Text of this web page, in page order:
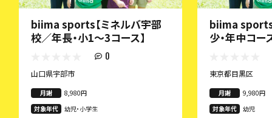
biima sports【ミネルバ宇部
校／年長・小1〜3コース】
0
山口県宇部市
月謝
8,980円
対象年代
幼児・小学生
biima sports
少・年中コー
東京都目黒区
月謝
9,980円
対象年代
幼児